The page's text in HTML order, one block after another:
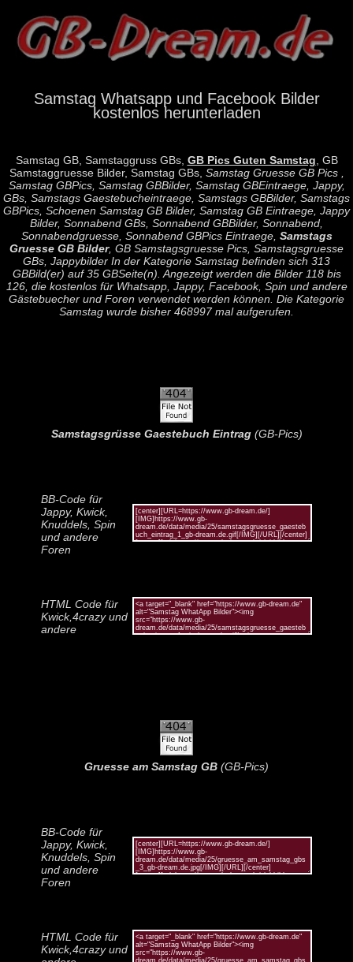
Samstag Whatsapp und Facebook Bilder
kostenlos herunterladen
Samstag GB, Samstaggruss GBs, GB Pics Guten Samstag , GB
Samstaggruesse Bilder, Samstag GBs, Samstag Gruesse GB Pics,
Samstag GBPics, Samstag GBBilder, Samstag GBEintraege, Jappy,
GBs, Samstags Gaestebucheintraege, Samstags GBBilder, Samstags
GBPics, Schoenen Samstag GB Bilder, Samstag GB Eintraege, Jappy
Bilder, Sonnabend GBs, Sonnabend GBBilder, Sonnabend,
Sonnabendgruesse, Sonnabend GBPics Eintraege, Samstags
Gruesse GB Bilder, GB Samstagsgruesse Pics, Samstagsgruesse
GBs, Jappybilder In der Kategorie Samstag befinden sich 313
GBBild(er) auf 35 GBSeite(n). Angezeigt werden die Bilder 118 bis
126, die kostenlos für Whatsapp, Jappy, Facebook, Spin und andere
Gästebuecher und Foren verwendet werden können. Die Kategorie
Samstag wurde bisher 468997 mal aufgerufen.
Samstagsgrüsse Gaestebuch Eintrag(GB-Pics)
BB-Code für
Jappy, Kwick,
Knuddels, Spin
und andere
Foren
HTML Code für
Kwick,4crazy und
andere
Gruesse am Samstag GB (GB-Pics)
BB-Code für
Jappy, Kwick,
Knuddels, Spin
und andere
Foren
HTML Code für
Kwick,4crazy und